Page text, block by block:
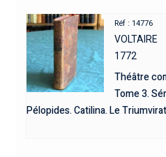
Réf : 14776
VOLTAIRE
1772
Théâtre
Tome 3.
Pélopides. Catilina. Le